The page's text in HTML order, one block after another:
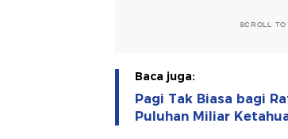
SCROLL
Baca juga:
Pagi Tak Biasa bagi
Puluhan Miliar